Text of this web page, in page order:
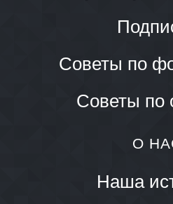
Советы по
Советы по
О
Наша